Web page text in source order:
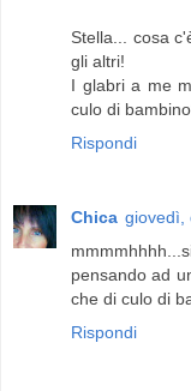
Stella... cosa
gli altri!
I glabri a me
culo di
Rispondi
Chica giovedì,
pensando ad
che di culo di
Rispondi